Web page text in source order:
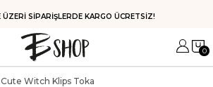
SİPARİŞLERDE KARGO ÜCRETSİZ!
0
Witch Klips Toka